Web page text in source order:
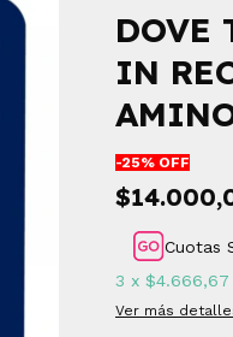
DOVE
IN
-25% OFF
Cuotas
3 x $4.666,67
Ver más